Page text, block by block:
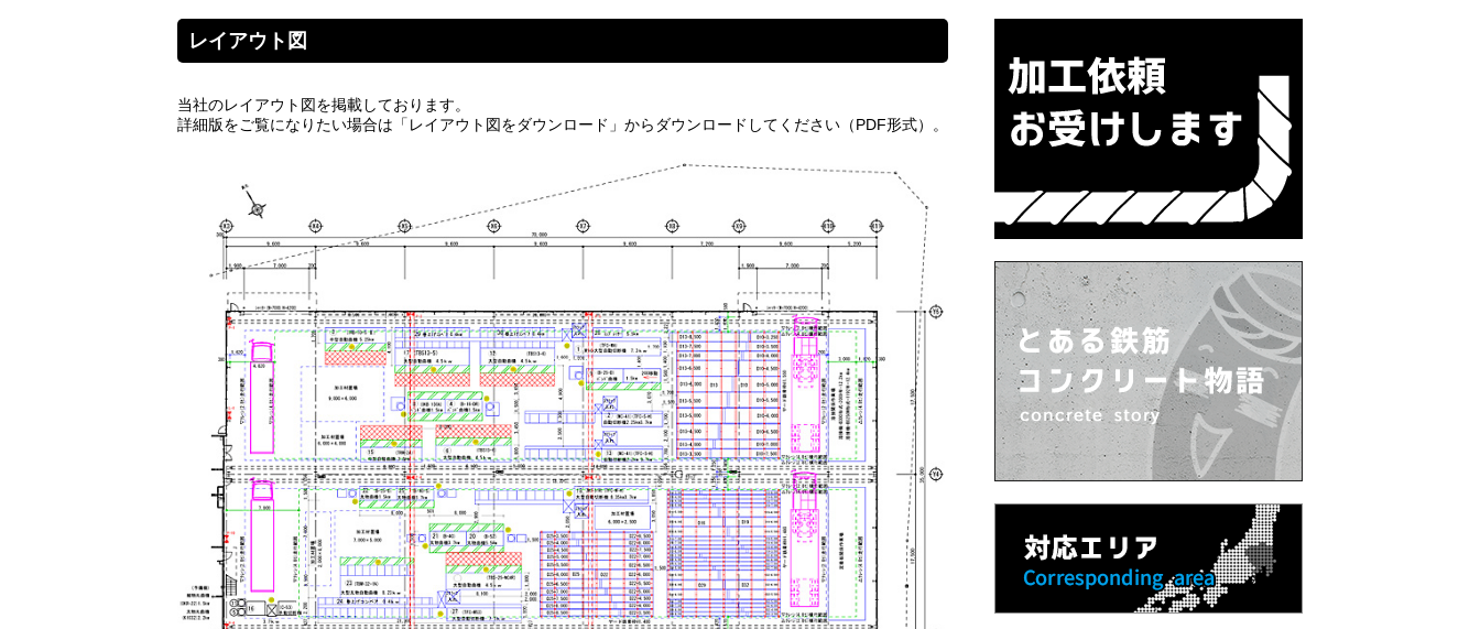
レイアウト図
当社のレイアウト図を掲載しております。
詳細版をご覧になりたい場合は「レイアウト図をダウンロード」からダウンロードしてください（PDF形式）。